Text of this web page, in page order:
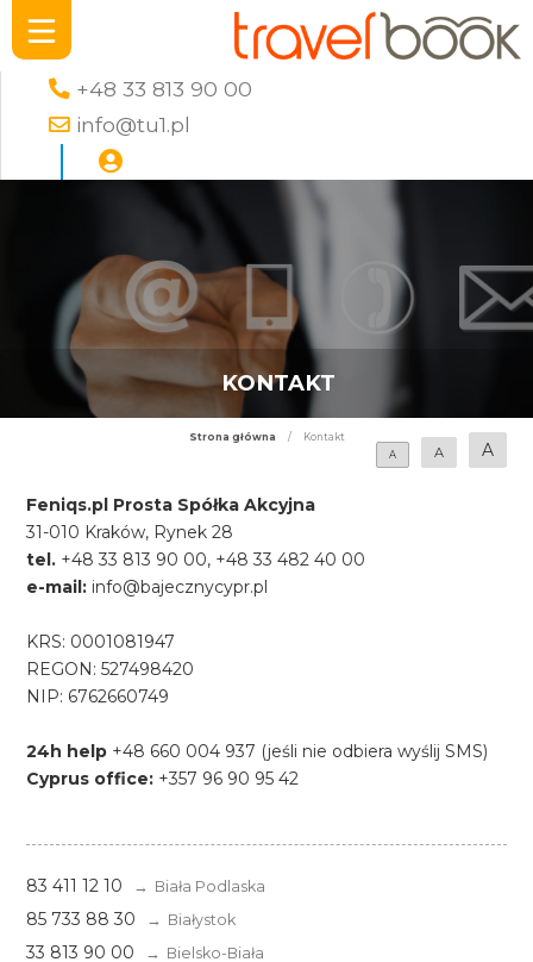
+48 33 813 90 00
info@tu1.pl
KONTAKT
Strona główna /
Kontakt
A
A A
Feniqs.pl Prosta Spółka Akcyjna
31-010 Kraków, Rynek 28
tel. +48 33 813 90 00, +48 33 482 40 00
e-mail: info@bajecznycypr.pl
KRS: 0001081947
REGON: 527498420
NIP: 6762660749
24h help +48 660 004 937 (jeśli nie odbiera wyślij SMS)
Cyprus office: +357 96 90 95 42
83 411 12 10 Biała Podlaska
85 733 88 30 Białystok
33 813 90 00 Bielsko-Biała